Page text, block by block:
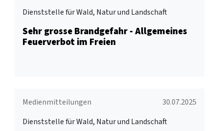
Dienststelle für Wald, Natur und Landschaft
Sehr grosse Brandgefahr - Allgemeines
Feuerverbot im Freien
Medienmitteilungen
30.07.2025
Dienststelle für Wald, Natur und Landschaft